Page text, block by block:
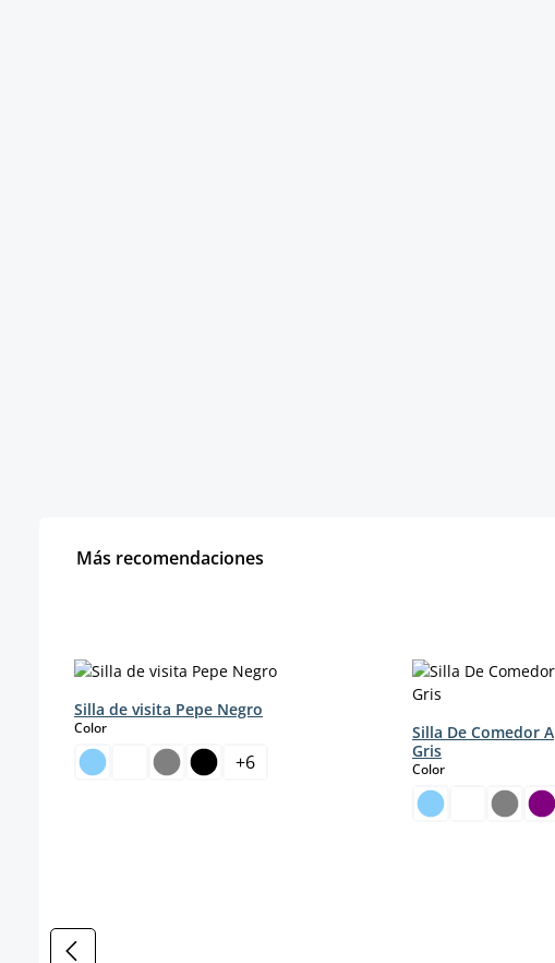
Más recomendaciones
Silla de visita Pepe Negro
Colorselect
+6
Silla De Comedor
Gris
Colorselect